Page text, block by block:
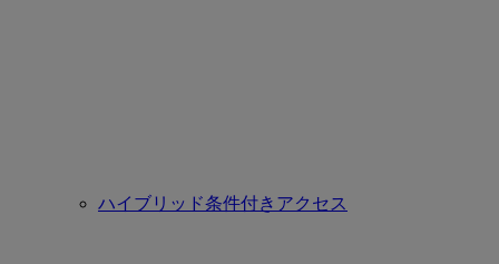
ハイブリッド条件付きアクセス